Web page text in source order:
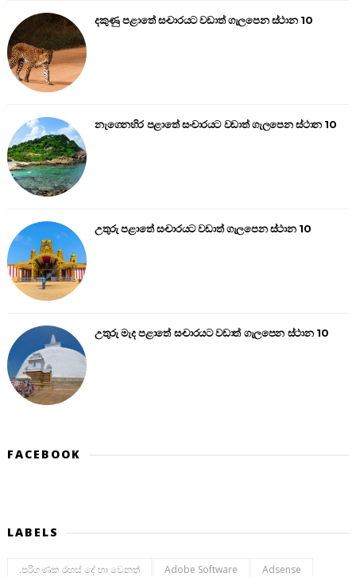
දකුණු පළාතේ සංචාරයට වඩාත් ගැලපෙන ස්ථාන 10
නැගෙනහිර පළාතේ සංචාරයට වඩාත් ගැලපෙන ස්ථාන 10
උතුරු පළාතේ සංචාරයට වඩාත් ගැලපෙන ස්ථාන 10
උතුරු මැද පළාතේ සංචාරයට වඩාත් ගැලපෙන ස්ථාන 10
FACEBOOK
LABELS
.පරිගණක රහස් දේ හා වෙනත් Adobe Software
Adsense